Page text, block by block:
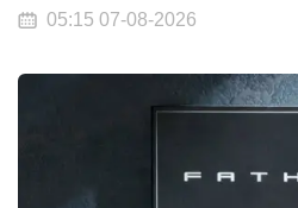
05:15 07-08-2026